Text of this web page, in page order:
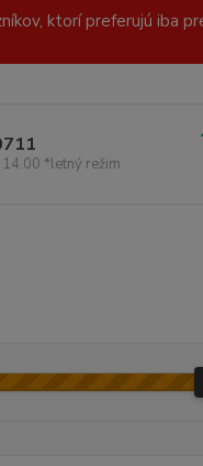
ktorí preferujú iba
*letný režim